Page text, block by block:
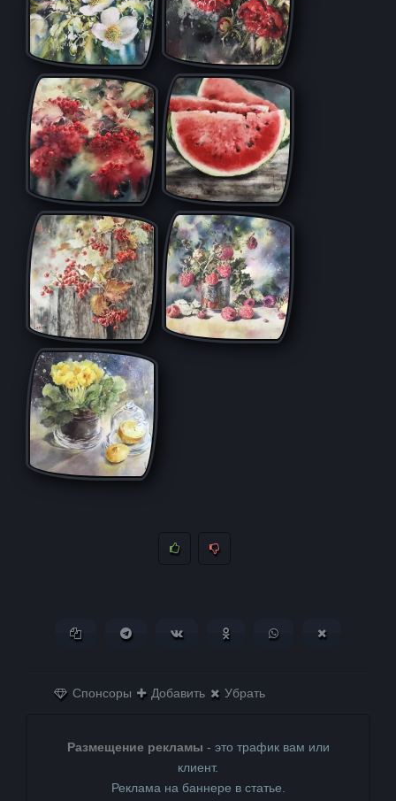
Копировать ссылкуПоделиться в Telegram
Поделиться ВКонтактеПоделиться в
Поделиться в
Спонсоры Добавить Убрать
Размещение рекламы - это трафик вам или
клиент.
Реклама на баннере в статье.